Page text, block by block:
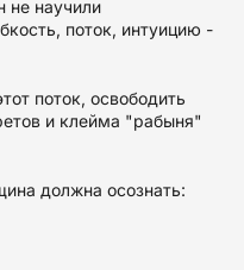
не научили
поток, интуицию -
поток, освободить
и клейма "рабыня"
должна осознать: